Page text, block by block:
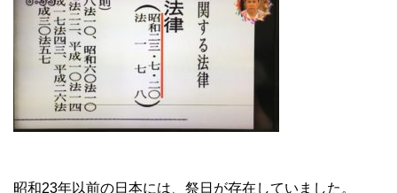
昭和23年以前の日本には、祭日が存在していました。